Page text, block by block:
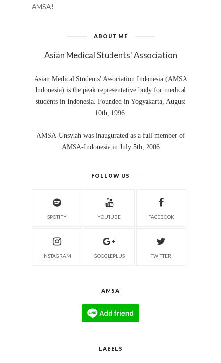
AMSA!
ABOUT ME
Asian Medical Students' Association
Asian Medical Students' Association Indonesia (AMSA
Indonesia) is the peak representative body for medical
students in Indonesia. Founded in Yogyakarta, August
10th, 1996.
AMSA-Unsyiah was inaugurated as a full member of
AMSA-Indonesia in July 5th, 2006
FOLLOW US
SPOTIFY YOUTUBE FACEBOOK
INSTAGRAM GOOGLEPLUS TWITTER
AMSA
LABELS